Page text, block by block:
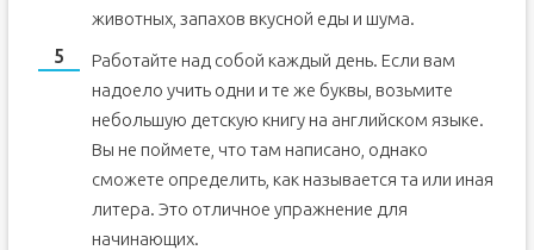
животных, запахов вкусной еды и шума.
Работайте над собой каждый день. Если вам
надоело учить одни и те же буквы, возьмите
небольшую детскую книгу на английском языке.
Вы не поймете, что там написано, однако
сможете определить, как называется та или иная
литера. Это отличное упражнение для
начинающих.